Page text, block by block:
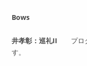
♪黒田
♪
井孝彰：巡礼II プロ
す。